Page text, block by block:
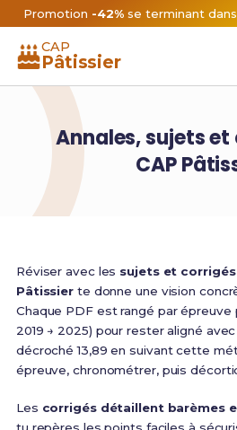
Promotion -42% se terminant dans
CAP
Pâtissier
Annales, sujets
CAP
Réviser avec les sujets et
Pâtissier te donne une vision
Chaque PDF est rangé par épreuve
2019 → 2025) pour rester aligné
décroché 13,89 en suivant cette
épreuve, chronométrer, puis
Les corrigés détaillent barèmes